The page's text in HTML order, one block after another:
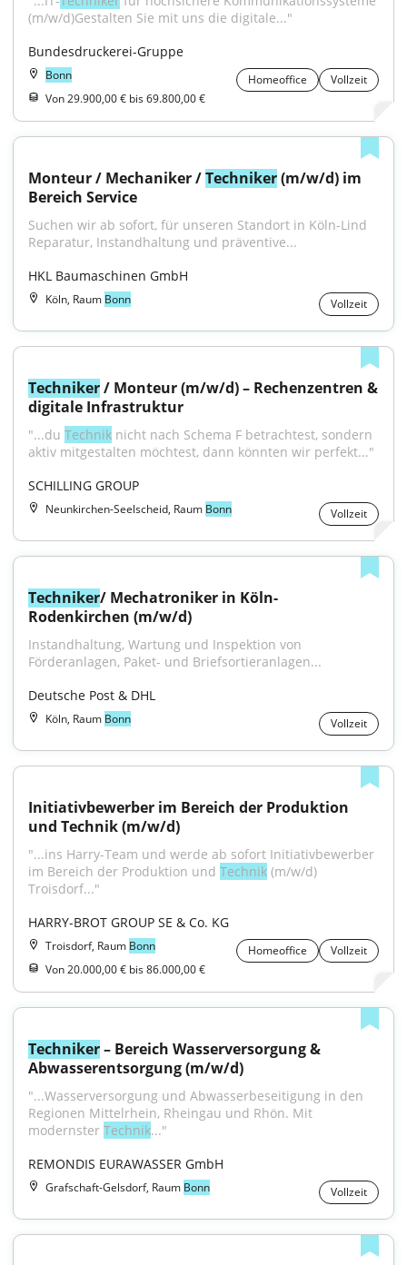
(m/w/d)Gestalten Sie mit uns die digitale..."
Bundesdruckerei-Gruppe
Bonn Homeoffice
Vollzeit
Von 29.900,00 € bis 69.800,00 €
Monteur / Mechaniker / Techniker (m/w/d) im
Bereich Service
Suchen wir ab sofort, für unseren Standort in Köln-Lind
Reparatur, Instandhaltung und präventive...
HKL Baumaschinen GmbH
Köln, Raum Bonn Vollzeit
Techniker / Monteur (m/w/d) – Rechenzentren &
digitale Infrastruktur
"...du Technik nicht nach Schema F betrachtest, sondern
aktiv mitgestalten möchtest, dann könnten wir perfekt..."
SCHILLING GROUP
Neunkirchen-Seelscheid, Raum Bonn Vollzeit
Techniker/ Mechatroniker in Köln-
Rodenkirchen (m/w/d)
Instandhaltung, Wartung und Inspektion von
Förderanlagen, Paket- und Briefsortieranlagen...
Deutsche Post & DHL
Köln, Raum Bonn Vollzeit
Initiativbewerber im Bereich der Produktion
und Technik (m/w/d)
"...ins Harry-Team und werde ab sofort Initiativbewerber
im Bereich der Produktion und Technik (m/w/d)
Troisdorf..."
HARRY-BROT GROUP SE & Co. KG
Troisdorf, Raum Bonn Homeoffice
Vollzeit
Von 20.000,00 € bis 86.000,00 €
Techniker – Bereich Wasserversorgung &
Abwasserentsorgung (m/w/d)
"...Wasserversorgung und Abwasserbeseitigung in den
Regionen Mittelrhein, Rheingau und Rhön. Mit
modernster Technik..."
REMONDIS EURAWASSER GmbH
Grafschaft-Gelsdorf, Raum Bonn Vollzeit